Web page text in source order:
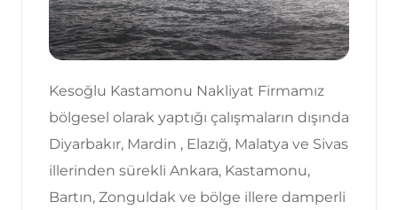
Kesoğlu Kastamonu Nakliyat Firmamız
bölgesel olarak yaptığı çalışmaların dışında
Diyarbakır, Mardin , Elazığ, Malatya ve Sivas
illerinden sürekli Ankara, Kastamonu,
Bartın, Zonguldak ve bölge illere damperli